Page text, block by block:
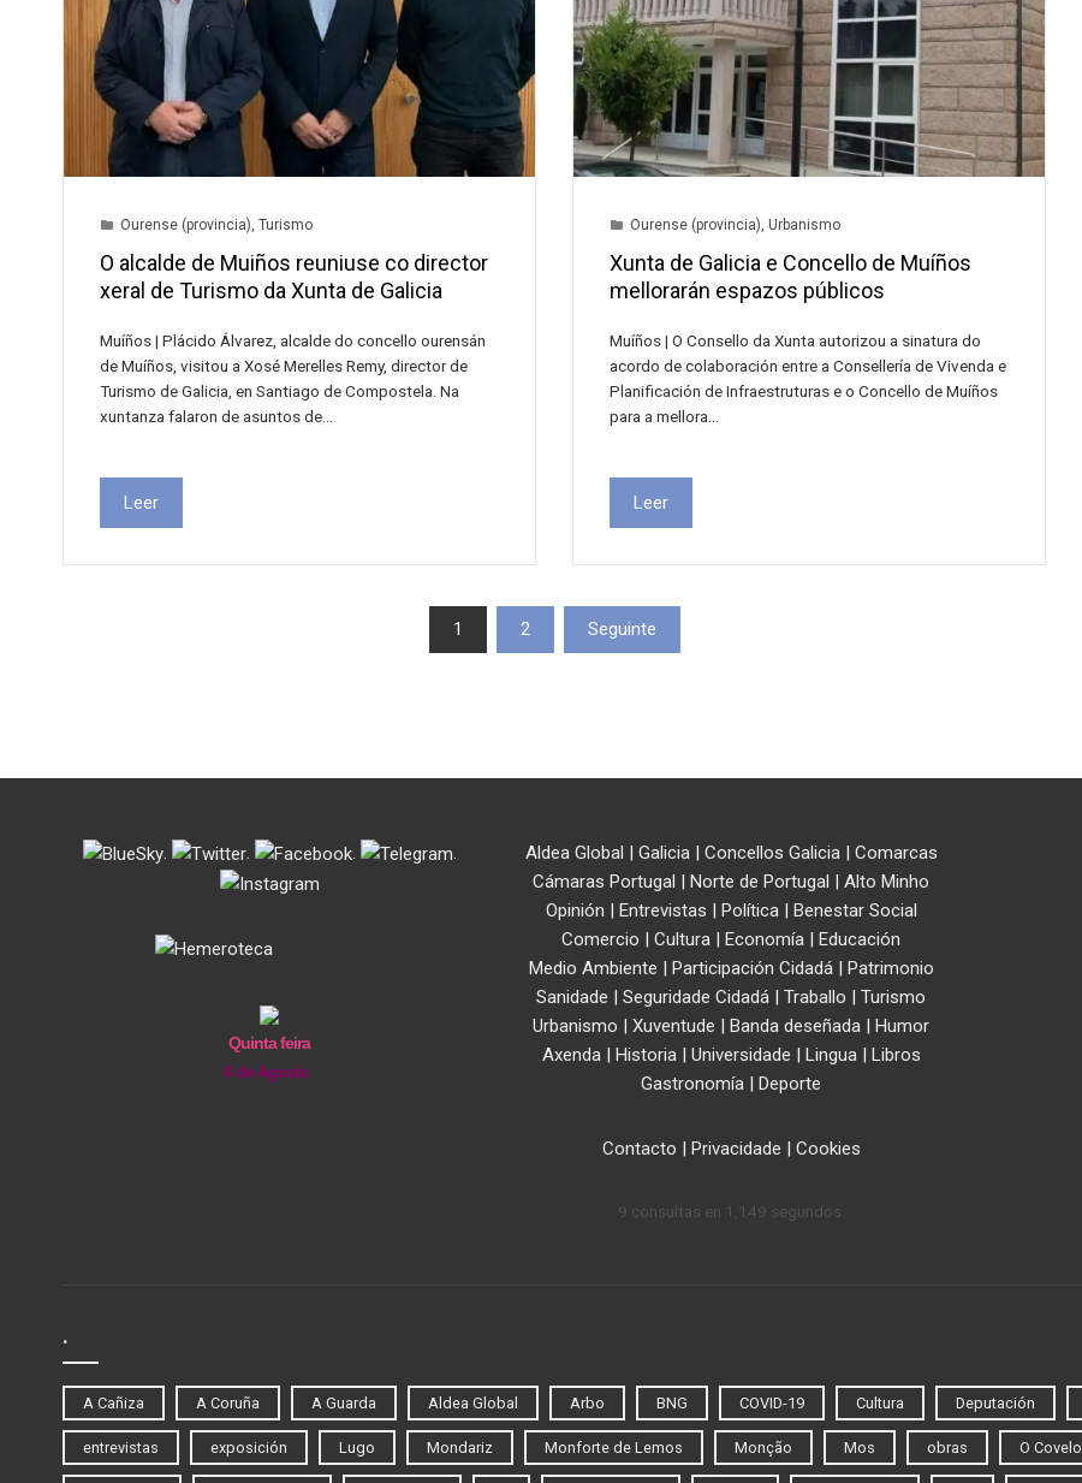
Ourense (provincia), Turismo
O alcalde de Muiños reuniuse co director
xeral de Turismo da Xunta de Galicia
Muíños | Plácido Álvarez, alcalde do concello ourensán
de Muíños, visitou a Xosé Merelles Remy, director de
Turismo de Galicia, en Santiago de Compostela. Na
xuntanza falaron de asuntos de…
Leer
Ourense (provincia), Urbanismo
Xunta de Galicia e Concello de Muíños
mellorarán espazos públicos
Muíños | O Consello da Xunta autorizou a sinatura do
acordo de colaboración entre a Consellería de Vivenda e
Planificación de Infraestruturas e o Concello de Muíños
para a mellora…
Leer
1 2 Seguinte
. . . .
Quinta feira
6 de Agosto
Aldea Global | Galicia| Concellos Galicia| Comarcas
Cámaras Portugal | Norte de Portugal | Alto Minho
Opinión | Entrevistas | Política| Benestar Social
Comercio | Cultura | Economía | Educación
Medio Ambiente | Participación Cidadá| Patrimonio
Sanidade | Seguridade Cidadá | Traballo | Turismo
Urbanismo | Xuventude | Banda deseñada | Humor
Axenda| Historia| Universidade | Lingua| Libros
Gastronomía | Deporte
Contacto | Privacidade | Cookies
9 consultas en 1,149 segundos.
.
A Cañiza A Coruña A Guarda Aldea Global Arbo BNG COVID-19 Cultura Deputación
entrevistas exposición Lugo Mondariz Monforte de Lemos Monção Mos obras O Covelo